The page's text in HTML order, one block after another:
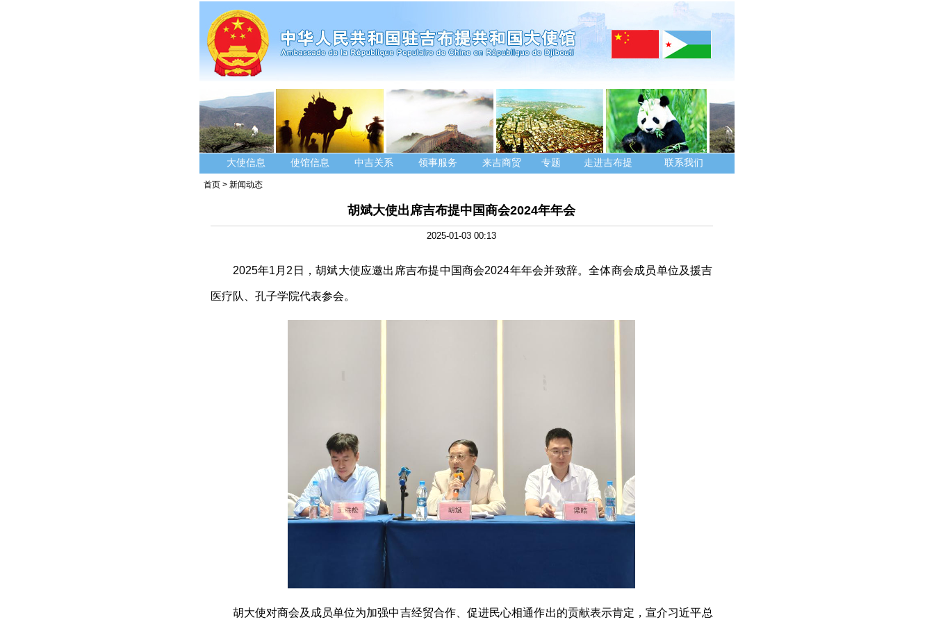
大使信息 使馆信息 中吉关系 领事服务 来吉商贸 专题 走进吉布提 联系我们
首页 > 新闻动态
胡斌大使出席吉布提中国商会2024年年会
2025-01-03 00:13
2025年1月2日，胡斌大使应邀出席吉布提中国商会2024年年会并致辞。全体商会成员单位及援吉
医疗队、孔子学院代表参会。
胡大使对商会及成员单位为加强中吉经贸合作、促进民心相通作出的贡献表示肯定，宣介习近平总